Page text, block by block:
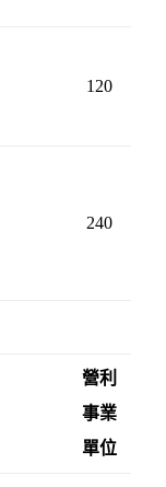
120
240
營利
事業
單位